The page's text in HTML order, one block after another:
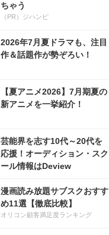
ちゃう
（PR）ジハンピ
2026年7月夏ドラマも、注目
作＆話題作が勢ぞろい！
【夏アニメ2026】7月期夏の
新アニメを一挙紹介！
芸能界を志す10代～20代を
応援！オーディション・スク
ール情報はDeview
漫画読み放題サブスクおすす
め11選【徹底比較】
オリコン顧客満足度ランキング